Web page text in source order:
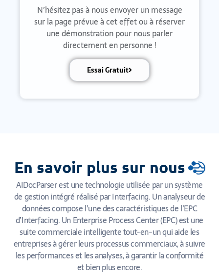
N’hésitez pas à nous envoyer un message
sur la page prévue à cet effet ou à réserver
une démonstration pour nous parler
directement en personne !
Essai Gratuit
En savoir plus sur nous
AIDocParser est une technologie utilisée par un système
de gestion intégré réalisé par Interfacing. Un analyseur de
données compose l’une des caractéristiques de l’EPC
d’Interfacing. Un Enterprise Process Center (EPC) est une
suite commerciale intelligente tout-en-un qui aide les
entreprises à gérer leurs processus commerciaux, à suivre
les performances et les analyses, à garantir la conformité
et bien plus encore.